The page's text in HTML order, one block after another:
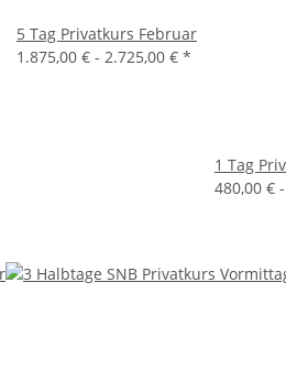
5 Tag Privatkurs Februar
1.875,00 € - 2.725,00 € *
1 Tag
480,00 € -